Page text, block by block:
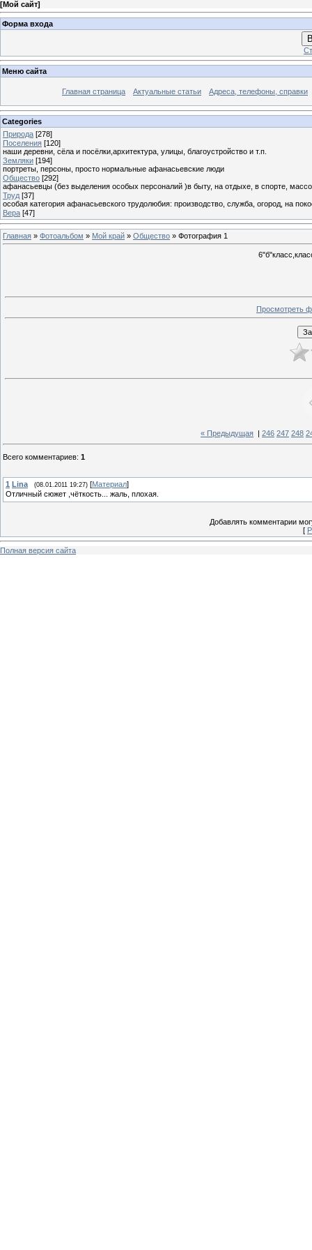
[Мой сайт]
Форма входа
Меню сайта
Главная страница Актуальные статьи Адреса, телефоны, справки
Categories
Природа [278]
Поселения [120]
наши деревни, сёла и посёлки,архитектура, улицы, благоустройство и т.п.
Земляки [194]
портреты, персоны, просто нормальные афанасьевские люди
Общество [292]
афанасьевцы (без выделения особых персоналий )в быту, на отдыхе, в спорте,
Труд [37]
особая категория афанасьевского трудолюбия: производство, служба, огород, на
Вера [47]
Главная » Фотоальбом » Мой край » Общество » Фотография 1
Просмотреть
« Предыдущая 246 247 248
Всего комментариев: 1
1 Lina (08.01.2011 19:27) [Материал]
Отличный сюжет ,чёткость... жаль, плохая.
Добавлять комментарии
[
Полная версия сайта